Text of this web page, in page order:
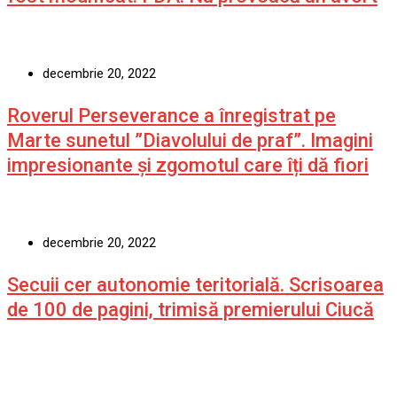
decembrie 20, 2022
Roverul Perseverance a înregistrat pe
Marte sunetul ”Diavolului de praf”. Imagini
impresionante și zgomotul care îți dă fiori
decembrie 20, 2022
Secuii cer autonomie teritorială. Scrisoarea
de 100 de pagini, trimisă premierului Ciucă